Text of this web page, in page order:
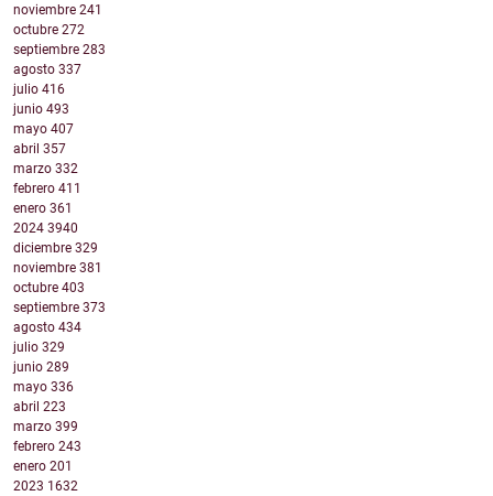
noviembre 241
octubre 272
septiembre 283
agosto 337
julio 416
junio 493
mayo 407
abril 357
marzo 332
febrero 411
enero 361
2024 3940
diciembre 329
noviembre 381
octubre 403
septiembre 373
agosto 434
julio 329
junio 289
mayo 336
abril 223
marzo 399
febrero 243
enero 201
2023 1632